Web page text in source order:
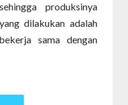
produksinya
dilakukan adalah
sama dengan